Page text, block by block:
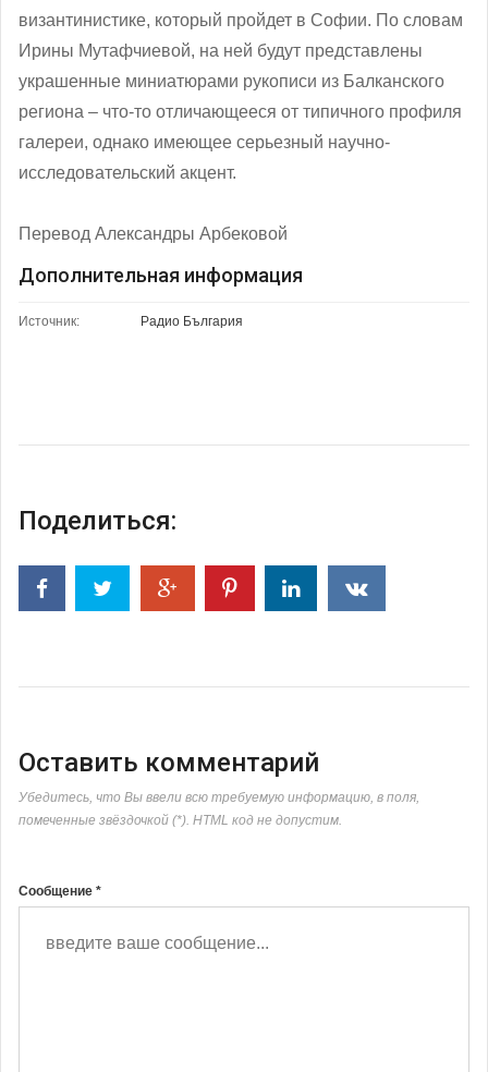
византинистике, который пройдет в Софии. По словам
Ирины Мутафчиевой, на ней будут представлены
украшенные миниатюрами рукописи из Балканского
региона – что-то отличающееся от типичного профиля
галереи, однако имеющее серьезный научно-
исследовательский акцент.
Перевод Александры Арбековой
Дополнительная информация
Источник: Радио България
Поделиться:
Оставить комментарий
Убедитесь, что Вы ввели всю требуемую информацию, в поля,
помеченные звёздочкой (*). HTML код не допустим.
Сообщение *